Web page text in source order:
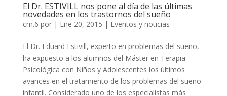
El Dr. ESTIVILL nos pone al día de las últimas
novedades en los trastornos del sueño
cm.6 por | Ene 20, 2015 | Eventos y noticias
El Dr. Eduard Estivill, experto en problemas del sueño,
ha expuesto a los alumnos del Máster en Terapia
Psicológica con Niños y Adolescentes los últimos
avances en el tratamiento de los problemas del sueño
infantil. Considerado uno de los especialistas más